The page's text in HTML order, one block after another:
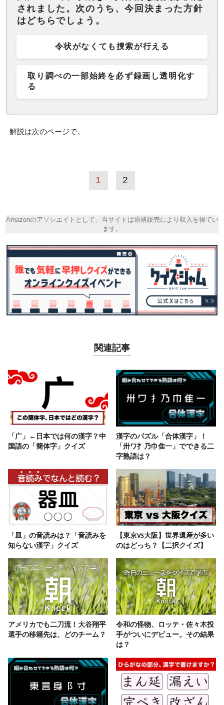
されました。次のうち、今回決まった方針
はどちらでしょう。
令状がなくても捜索が行える
取り調べの一部始終を必ず録画し透明化す
る
解説は次のページで。
1 2
Amazonのアソシエイトとして、当サイトは適格販売により収入を得てい
ます。
関連記事
「广」←日本では何の漢字？中
国語の「簡体字」クイズ
漢字のパズル「合体漢字」！
「卅ワ扌乃巾隹一」でできる二
字熟語は？
「皿」の音読みは？「音読みを
知らない漢字」クイズ
【東京vs大阪】世界遺産が多い
のはどっち？【二択クイズ】
アメリカでも二刀流！大谷翔平
選手の移籍先は、どのチーム？
令和の怪物、ロッテ・佐々木投
手がついにデビュー。その結果
は？